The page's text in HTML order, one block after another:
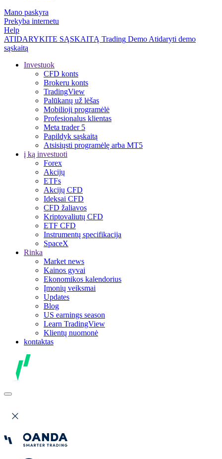
Mano paskyra
Prekyba internetu
Help
ATIDARYKITE SĄSKAITĄ Trading Demo Atidaryti demo
sąskaitą
Investuok
CFD konts
Brokeru konts
TradingView
Palūkanų už lėšas
Mobilioji programėlė
Profesionalus klientas
Meta trader 5
Papildyk sąskaitą
Atsisiųsti programėlę arba MT5
į ką investuoti
Forex
Akcijų
ETFs
Akcijų CFD
Ideksai CFD
CFD žaliavos
Kriptovaliutų CFD
ETF CFD
Instrumentų specifikacija
SpaceX
Rinka
Market news
Kainos gyvai
Ekonomikos kalendorius
Įmonių veiksmai
Updates
Blog
US earnings season
Learn TradingView
Klientų nuomonė
kontaktas